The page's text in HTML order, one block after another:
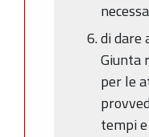
di dare
Giunta
per le
tempi